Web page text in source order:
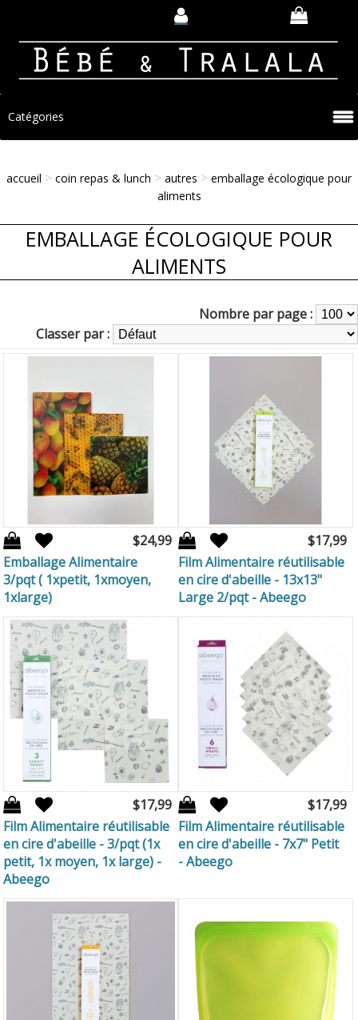
Catégories
accueil > coin repas & lunch > autres > emballage écologique pour
aliments
EMBALLAGE ÉCOLOGIQUE POUR
ALIMENTS
Nombre par page :
Classer par :
$24,99
Emballage Alimentaire
3/pqt ( 1xpetit, 1xmoyen,
1xlarge)
$17,99
Film Alimentaire réutilisable
en cire d'abeille - 13x13"
Large 2/pqt - Abeego
$17,99
Film Alimentaire réutilisable
en cire d'abeille - 3/pqt (1x
petit, 1x moyen, 1x large) -
Abeego
$17,99
Film Alimentaire réutilisable
en cire d'abeille - 7x7" Petit
- Abeego